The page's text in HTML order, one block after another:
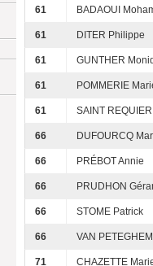
61 BADAOUI
61 DITER Philippe
61 GUNTHER
61 POMMERIE
61 SAINT
66 DUFOURCQ
66 PRÉBOT Annie
66 PRUDHON
66 STOME Patrick
66 VAN
71 CHAZETTE